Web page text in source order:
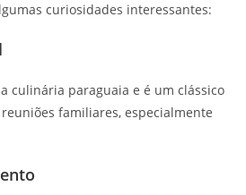
curiosidades interessantes:
culinária paraguaia e é um clássico
familiares, especialmente